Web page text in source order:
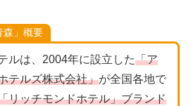
森」概要
ルは、2004年に設立した「ア
テルズ株式会社」が全国各地で
リッチモンドホテル」ブランド